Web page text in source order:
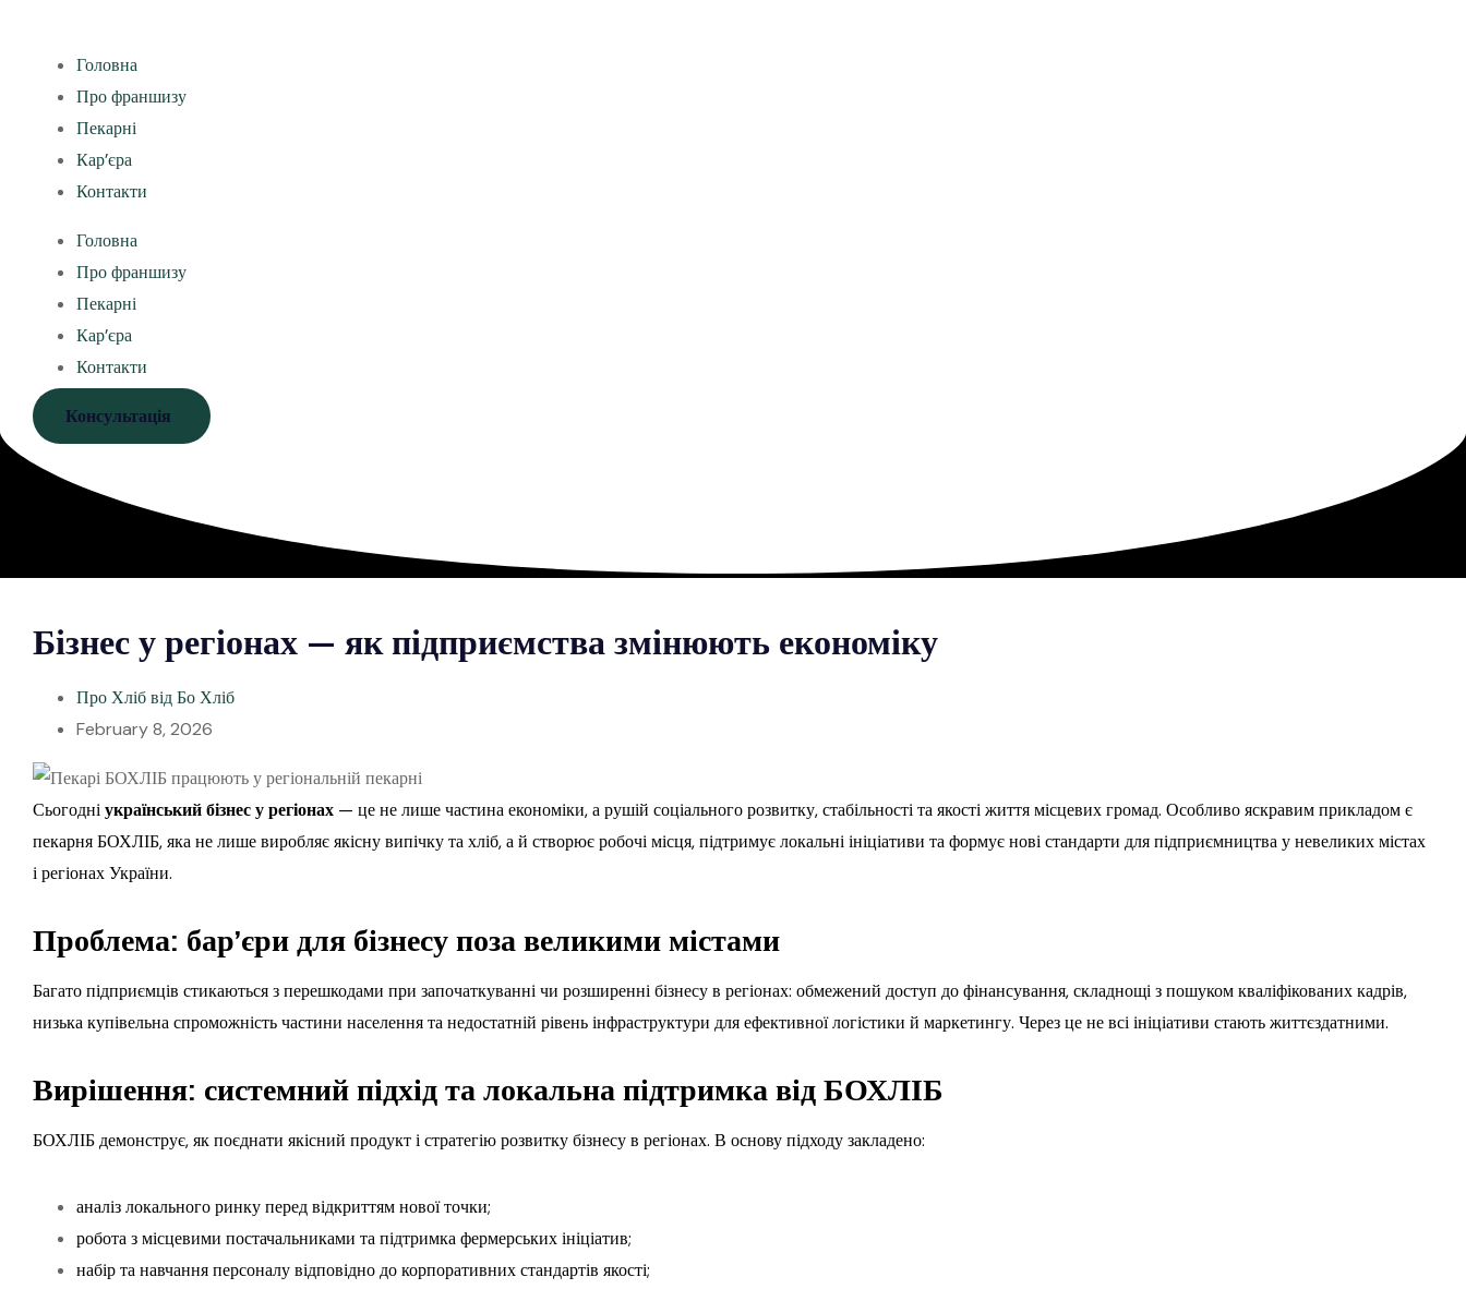
Головна
Про франшизу
Пекарні
Кар’єра
Контакти
Головна
Про франшизу
Пекарні
Кар’єра
Контакти
Консультація
Бізнес у регіонах — як підприємства змінюють економіку
Про Хліб від Бо Хліб
February 8, 2026
Сьогодніукраїнський бізнес у регіонах — це не лише частина економіки, а рушій соціального розвитку, стабільності та якості життя місцевих громад. Особливо яскравим прикладом є
пекарня БОХЛІБ, яка не лише виробляє якісну випічку та хліб, а й створює робочі місця, підтримує локальні ініціативи та формує нові стандарти для підприємництва у невеликих містах
і регіонах України.
Проблема: бар’єри для бізнесу поза великими містами
Багато підприємців стикаються з перешкодами при започаткуванні чи розширенні бізнесу в регіонах: обмежений доступ до фінансування, складнощі з пошуком кваліфікованих кадрів,
низька купівельна спроможність частини населення та недостатній рівень інфраструктури для ефективної логістики й маркетингу. Через це не всі ініціативи стають життєздатними.
Вирішення: системний підхід та локальна підтримка від БОХЛІБ
БОХЛІБ демонструє, як поєднати якісний продукт і стратегію розвитку бізнесу в регіонах. В основу підходу закладено:
аналіз локального ринку перед відкриттям нової точки;
робота з місцевими постачальниками та підтримка фермерських ініціатив;
набір та навчання персоналу відповідно до корпоративних стандартів якості;